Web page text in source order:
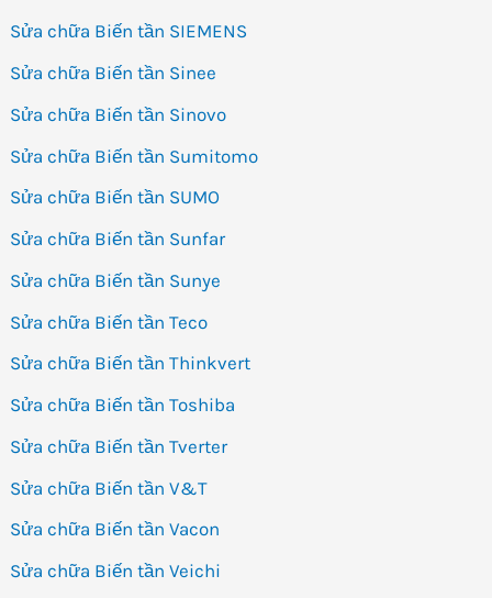
Sửa chữa Biến tần SIEMENS
Sửa chữa Biến tần Sinee
Sửa chữa Biến tần Sinovo
Sửa chữa Biến tần Sumitomo
Sửa chữa Biến tần SUMO
Sửa chữa Biến tần Sunfar
Sửa chữa Biến tần Sunye
Sửa chữa Biến tần Teco
Sửa chữa Biến tần Thinkvert
Sửa chữa Biến tần Toshiba
Sửa chữa Biến tần Tverter
Sửa chữa Biến tần V&T
Sửa chữa Biến tần Vacon
Sửa chữa Biến tần Veichi